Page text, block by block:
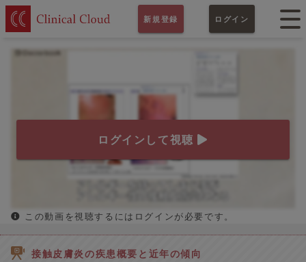
新規登録 ログイン
ログインして視聴
この動画を視聴するにはログインが必要です。
接触皮膚炎の疾患概要と近年の傾向